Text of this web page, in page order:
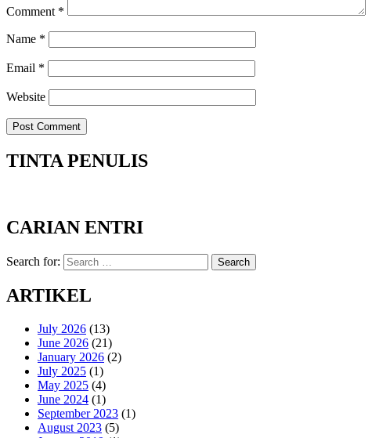
Comment *
Name *
Email *
Website
TINTA PENULIS
CARIAN ENTRI
Search for: Search
ARTIKEL
July 2026 (13)
June 2026 (21)
January 2026 (2)
July 2025 (1)
May 2025 (4)
June 2024 (1)
September 2023 (1)
August 2023 (5)